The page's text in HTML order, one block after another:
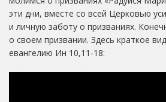
эти дни, вместе со всей Церковью
и личную заботу о призваниях.
о своем призвании. Здесь краткое
евангелию Ин 10,11-18: